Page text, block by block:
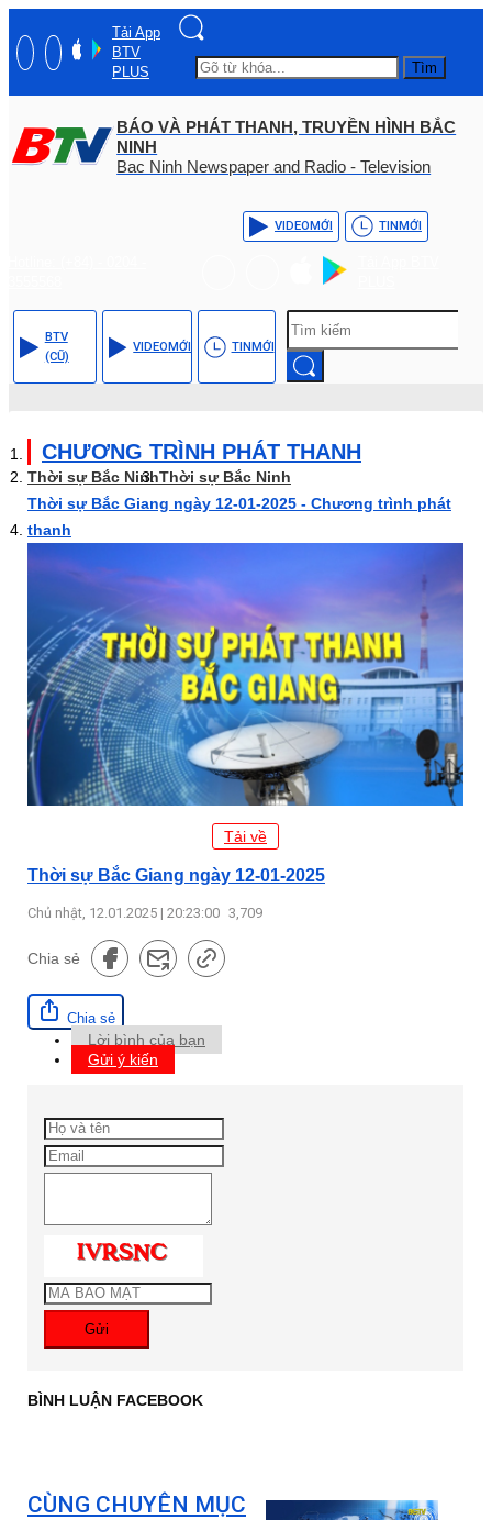
Tải App
BTV
PLUS
Tìm
BÁO VÀ PHÁT THANH, TRUYỀN HÌNH BẮC
NINH
Bac Ninh Newspaper and Radio - Television
VIDEOMỚI TINMỚI
BTV
(CŨ)
VIDEOMỚI TINMỚI
CHƯƠNG TRÌNH PHÁT THANH
Thời sự Bắc NinhThời sự Bắc Ninh
Thời sự Bắc Giang ngày 12-01-2025 - Chương trình phát
thanh
Tải về
Thời sự Bắc Giang ngày 12-01-2025
Chủ nhật, 12.01.2025 | 20:23:00 3,709
Chia sẻ
Chia sẻ
Lời bình của bạn
Gửi ý kiến
Gửi
BÌNH LUẬN FACEBOOK
CÙNG CHUYÊN MỤC